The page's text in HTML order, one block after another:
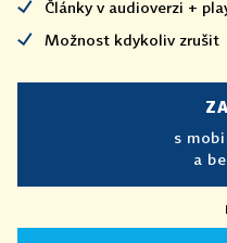
Články v audioverzi +
Možnost kdykoliv zrušit
s
a